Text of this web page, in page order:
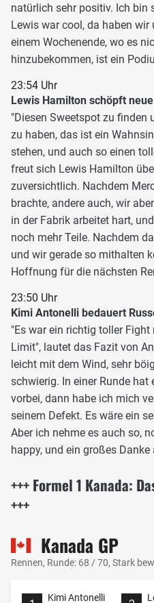
natürlich sehr positiv. Ich bin
Lewis war cool, da haben
einem Wochenende, wo es
hinzubekommen, ist ein
23:54 Uhr
Lewis Hamilton schöpft
"Diesen Sweetspot zu finden
zu haben, das ist ein
stehen, und auch so einen
freut sich Lewis Hamilton
zuversichtlich. Nachdem
brachte, andere auch, wir
in der Fabrik arbeitet hart,
noch mehr Teile. Nachdem
und wir gerade so mithalten
Hoffnung für die nächsten
23:50 Uhr
Kimi Antonelli bedauert
"Es war ein richtig toller
Limit", lautet das Fazit von
leicht mit dem Wind, sehr
schwierig. In einer Runde hat
vorbei, dann habe ich mich
seinem Defekt. Es wäre ein
Aber ich nehme es auch so,
happy, und ein großes Danke
+++ Formel 1 Kanada:
+++
Kanada GP
Rennen, Runde: 68 / 70, Stark
Kimi Antonelli